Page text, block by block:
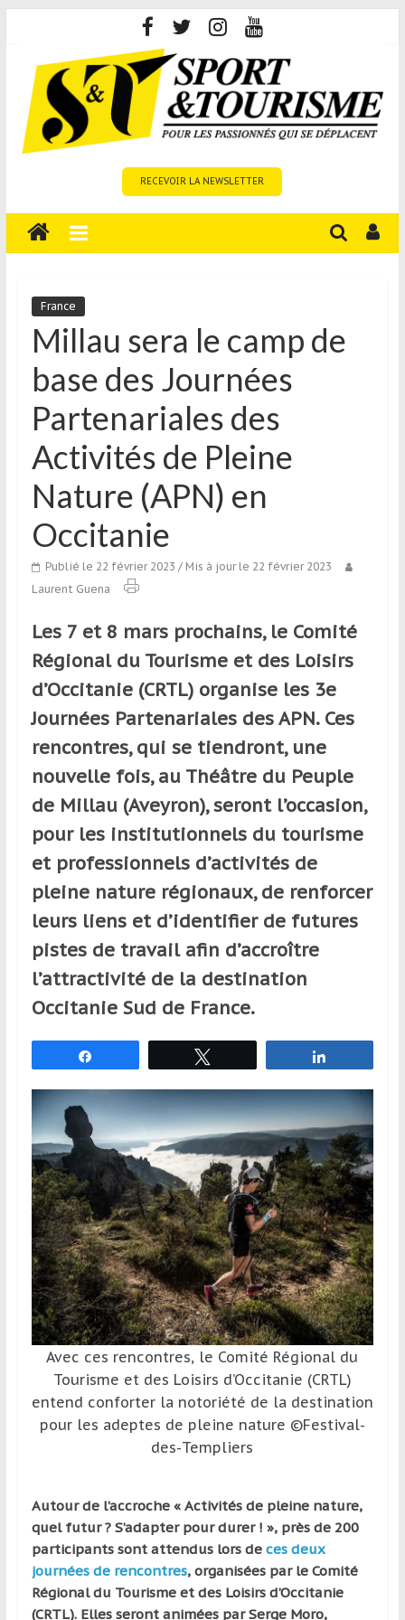
content
Tourisme
est
média
sur
tourisme
sportif
qui
aux
voyageurs
ponctuels
ou
réguliers,
pratiquants,
passionnés
simples
spectateurs
sport,
qui
en
France
l’étranger
pour
assouvir
passion,
tout
en
de
découverte
culturelle
d’un
pays
d’une
région
RECEVOIR LA NEWSLETTER
France
Millau sera le camp de
base des Journées
Partenariales des
Activités de Pleine
Nature (APN) en
Occitanie
Publié le 22 février 2023 / Mis à jour le 22 février 2023
Laurent Guena
Les 7 et 8 mars prochains, le Comité
Régional du Tourisme et des Loisirs
d’Occitanie (CRTL) organise les 3e
Journées Partenariales des APN. Ces
rencontres, qui se tiendront, une
nouvelle fois, au Théâtre du Peuple
de Millau (Aveyron), seront l’occasion,
pour les institutionnels du tourisme
et professionnels d’activités de
pleine nature régionaux, de renforcer
leurs liens et d’identifier de futures
pistes de travail afin d’accroître
l’attractivité de la destination
Occitanie Sud de France.
Avec ces rencontres, le Comité Régional du
Tourisme et des Loisirs d’Occitanie (CRTL)
entend conforter la notoriété de la destination
pour les adeptes de pleine nature ©Festival-
des-Templiers
Autour de l’accroche « Activités de pleine nature,
quel futur ? S’adapter pour durer ! », près de 200
participants sont attendus lors de ces deux
journées de rencontres, organisées par le Comité
Régional du Tourisme et des Loisirs d’Occitanie
(CRTL). Elles seront animées par Serge Moro,